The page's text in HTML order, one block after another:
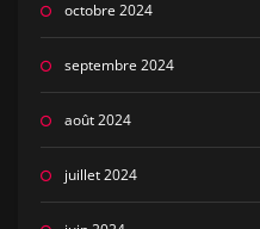
octobre 2024
septembre 2024
août 2024
juillet 2024